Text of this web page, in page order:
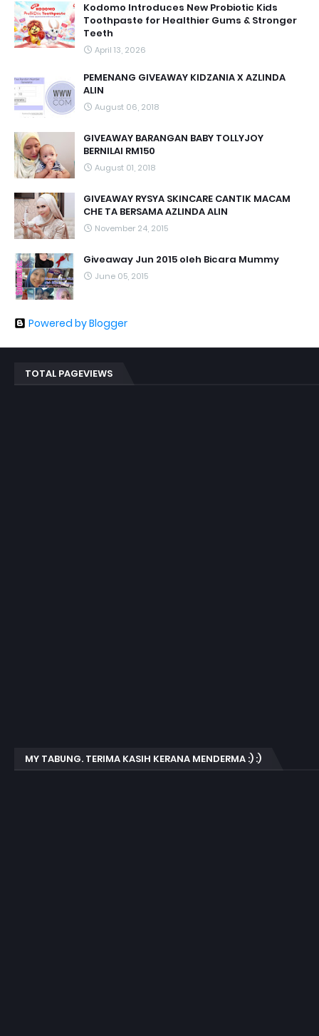
Kodomo Introduces New Probiotic Kids
Toothpaste for Healthier Gums & Stronger
Teeth
April 13, 2026
PEMENANG GIVEAWAY KIDZANIA X AZLINDA
ALIN
August 06, 2018
GIVEAWAY BARANGAN BABY TOLLYJOY
BERNILAI RM150
August 01, 2018
GIVEAWAY RYSYA SKINCARE CANTIK MACAM
CHE TA BERSAMA AZLINDA ALIN
November 24, 2015
Giveaway Jun 2015 oleh Bicara Mummy
June 05, 2015
Powered by Blogger
TOTAL PAGEVIEWS
MY TABUNG. TERIMA KASIH KERANA MENDERMA :) :)